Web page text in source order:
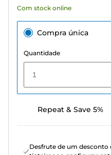
Com stock online
Compra única
Quantidade
1
Repeat & Save 5%
Desfrute de um desconto